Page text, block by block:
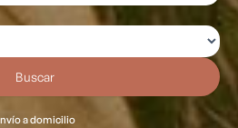
Buscar
a domicilio